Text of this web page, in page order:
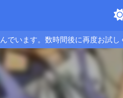
でいます。数時間後に再度お試し